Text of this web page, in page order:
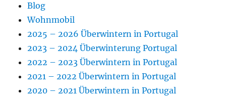
Blog
Wohnmobil
2025 – 2026 Überwintern in Portugal
2023 – 2024 Überwinterung Portugal
2022 – 2023 Überwintern in Portugal
2021 – 2022 Überwintern in Portugal
2020 – 2021 Überwintern in Portugal